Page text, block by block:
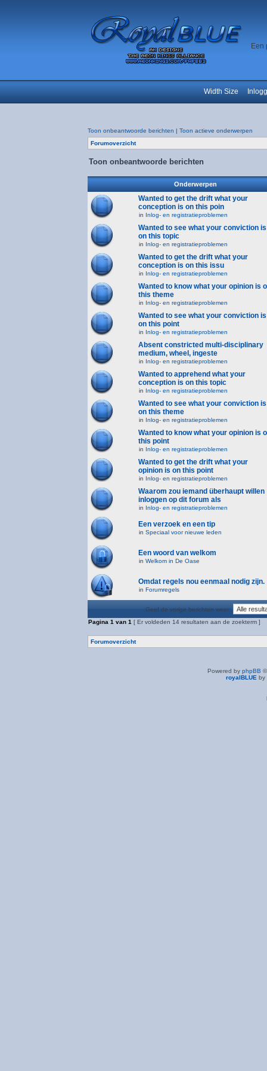
Een
Width Size
Toon onbeantwoorde berichten | Toon actieve onderwerpen
Forumoverzicht
Toon onbeantwoorde berichten
Onderwerpen
Wanted to get the drift what your
conception is on this poin
in Inlog- en registratieproblemen
Wanted to see what your conviction is
on this topic
in Inlog- en registratieproblemen
Wanted to get the drift what your
conception is on this issu
in Inlog- en registratieproblemen
Wanted to know what your opinion is
this theme
in Inlog- en registratieproblemen
Wanted to see what your conviction is
on this point
in Inlog- en registratieproblemen
Absent constricted multi-disciplinary
medium, wheel, ingeste
in Inlog- en registratieproblemen
Wanted to apprehend what your
conception is on this topic
in Inlog- en registratieproblemen
Wanted to see what your conviction is
on this theme
in Inlog- en registratieproblemen
Wanted to know what your opinion is
this point
in Inlog- en registratieproblemen
Wanted to get the drift what your
opinion is on this point
in Inlog- en registratieproblemen
Waarom zou iemand überhaupt willen
inloggen op dit forum als
in Inlog- en registratieproblemen
Een verzoek en een tip
in Speciaal voor nieuwe leden
Een woord van welkom
in Welkom in De Oase
Omdat regels nou eenmaal nodig zijn.
in Forumregels
Geef de vorige berichten weer:
Pagina 1 van 1 [ Er voldeden 14 resultaten aan de zoekterm ]
Forumoverzicht
Powered by phpBB
royalBLUE by